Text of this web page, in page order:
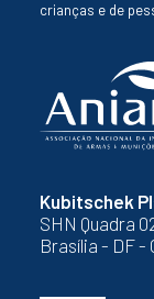
Kubitschek
SHN Quadra
Brasília - DF -
crianças e de